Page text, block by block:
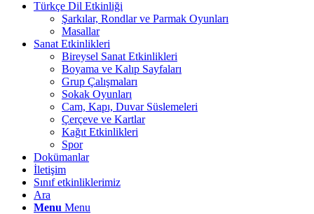
Türkçe Dil Etkinliği
Şarkılar, Rondlar ve Parmak Oyunları
Masallar
Sanat Etkinlikleri
Bireysel Sanat Etkinlikleri
Boyama ve Kalıp Sayfaları
Grup Çalışmaları
Sokak Oyunları
Cam, Kapı, Duvar Süslemeleri
Çerçeve ve Kartlar
Kağıt Etkinlikleri
Spor
Dokümanlar
İletişim
Sınıf etkinliklerimiz
Ara
Menu Menu